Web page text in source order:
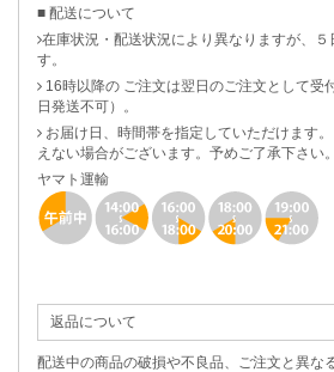
■ 配送について
在庫状況・配送状況により異なりますが、５
す。
16時以降の ご注文は翌日のご注文として受
日発送不可）。
お届け日、時間帯を指定していただけます
えない場合がございます。予めご了承下さい。
ヤマト運輸
返品について
配送中の商品の破損や不良品、ご注文と異な